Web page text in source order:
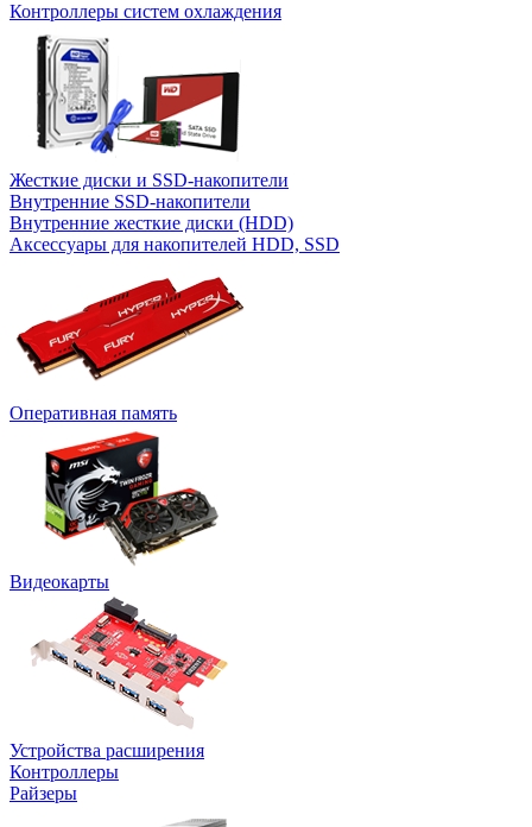
Контроллеры систем охлаждения
Жесткие диски и SSD-накопители
Внутренние SSD-накопители
Внутренние жесткие диски (HDD)
Аксессуары для накопителей HDD, SSD
Оперативная память
Видеокарты
Устройства расширения
Контроллеры
Райзеры